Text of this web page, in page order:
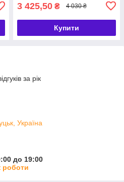
3 425,50 ₴ 4 030 ₴
Купити
за рік
Україна
до 19:00
роботи